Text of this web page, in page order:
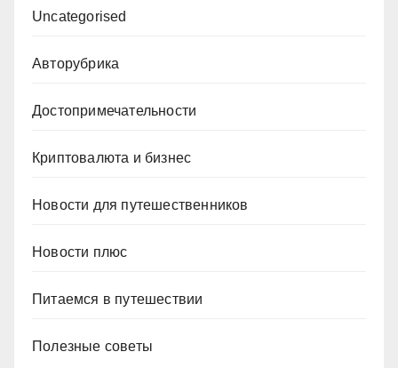
Uncategorised
Авторубрика
Достопримечательности
Криптовалюта и бизнес
Новости для путешественников
Новости плюс
Питаемся в путешествии
Полезные советы